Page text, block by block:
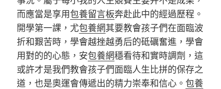
而應當是享用包養留言板奔赴此中的經過歷程。
開學第一課，尤包養網其要教會孩子們在面臨波
折和艱苦時，學會越挫越勇后的砥礪奮進，學會
用對的的心態，安包養網穩看待和實時調劑，這
或許才是我們教會孩子們面臨人生比拼的保存之
道，也是奧運會傳遞出的精力崇奉和信心。包養